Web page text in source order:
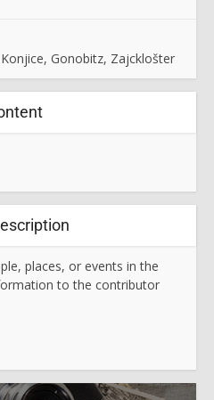
Gonobitz, Zajcklošter
places, or events in the
to the contributor